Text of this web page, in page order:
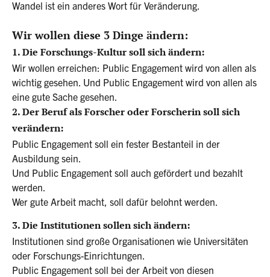
Wandel ist ein anderes Wort für Veränderung.
Wir wollen diese 3 Dinge ändern:
1. Die Forschungs-Kultur soll sich ändern:
Wir wollen erreichen: Public Engagement wird von allen als
wichtig gesehen. Und Public Engagement wird von allen als
eine gute Sache gesehen.
2. Der Beruf als Forscher oder Forscherin soll sich
verändern:
Public Engagement soll ein fester Bestanteil in der
Ausbildung sein.
Und Public Engagement soll auch gefördert und bezahlt
werden.
Wer gute Arbeit macht, soll dafür belohnt werden.
3. Die Institutionen sollen sich ändern:
Institutionen sind große Organisationen wie Universitäten
oder Forschungs-Einrichtungen.
Public Engagement soll bei der Arbeit von diesen